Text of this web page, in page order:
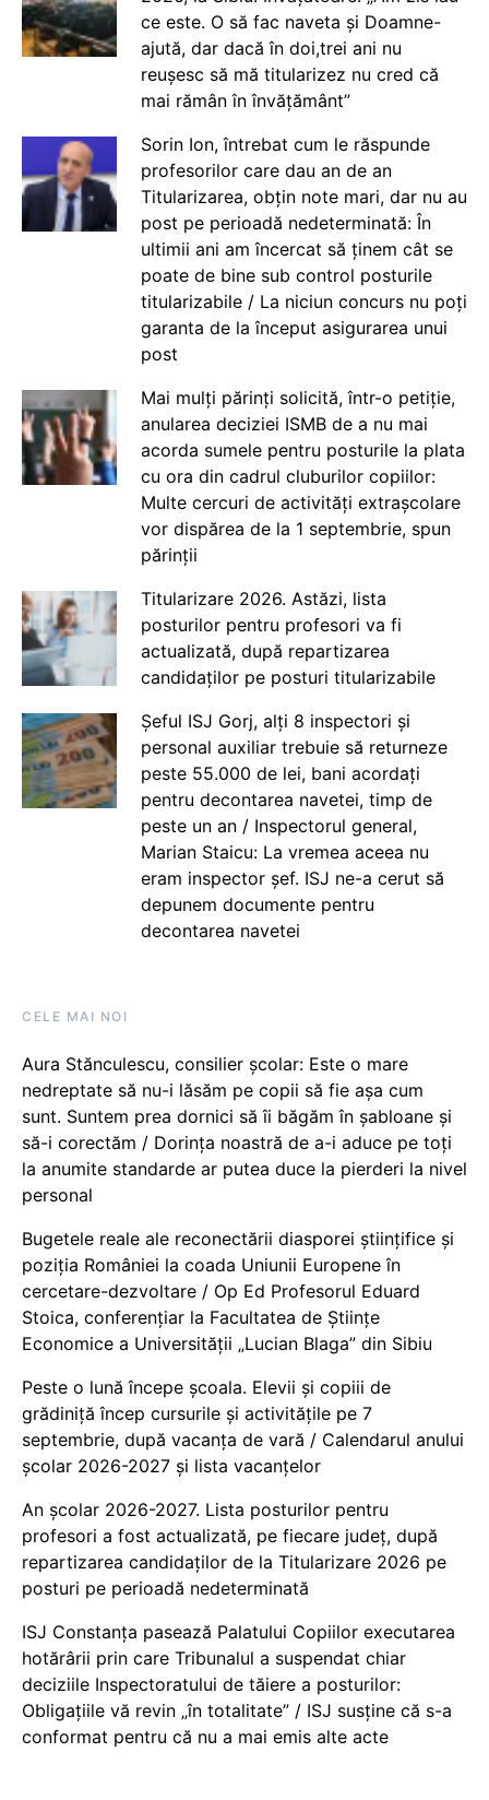
ce este. O să fac naveta și Doamne-
ajută, dar dacă în doi,trei ani nu
reușesc să mă titularizez nu cred că
mai rămân în învățământ”
Sorin Ion, întrebat cum le răspunde
profesorilor care dau an de an
Titularizarea, obțin note mari, dar nu au
post pe perioadă nedeterminată: În
ultimii ani am încercat să ținem cât se
poate de bine sub control posturile
titularizabile / La niciun concurs nu poți
garanta de la început asigurarea unui
post
Mai mulți părinți solicită, într-o petiție,
anularea deciziei ISMB de a nu mai
acorda sumele pentru posturile la plata
cu ora din cadrul cluburilor copiilor:
Multe cercuri de activități extrașcolare
vor dispărea de la 1 septembrie, spun
părinții
Titularizare 2026. Astăzi, lista
posturilor pentru profesori va fi
actualizată, după repartizarea
candidaților pe posturi titularizabile
Șeful ISJ Gorj, alți 8 inspectori și
personal auxiliar trebuie să returneze
peste 55.000 de lei, bani acordați
pentru decontarea navetei, timp de
peste un an / Inspectorul general,
Marian Staicu: La vremea aceea nu
eram inspector șef. ISJ ne-a cerut să
depunem documente pentru
decontarea navetei
CELE MAI NOI
Aura Stănculescu, consilier școlar: Este o mare
nedreptate să nu-i lăsăm pe copii să fie așa cum
sunt. Suntem prea dornici să îi băgăm în șabloane și
să-i corectăm / Dorința noastră de a-i aduce pe toți
la anumite standarde ar putea duce la pierderi la nivel
personal
Bugetele reale ale reconectării diasporei științifice și
poziția României la coada Uniunii Europene în
cercetare-dezvoltare / Op Ed Profesorul Eduard
Stoica, conferențiar la Facultatea de Științe
Economice a Universității „Lucian Blaga” din Sibiu
Peste o lună începe școala. Elevii și copiii de
grădiniță încep cursurile și activitățile pe 7
septembrie, după vacanța de vară / Calendarul anului
școlar 2026-2027 și lista vacanțelor
An școlar 2026-2027. Lista posturilor pentru
profesori a fost actualizată, pe fiecare județ, după
repartizarea candidaților de la Titularizare 2026 pe
posturi pe perioadă nedeterminată
ISJ Constanța pasează Palatului Copiilor executarea
hotărârii prin care Tribunalul a suspendat chiar
deciziile Inspectoratului de tăiere a posturilor:
Obligațiile vă revin „în totalitate” / ISJ susține că s-a
conformat pentru că nu a mai emis alte acte